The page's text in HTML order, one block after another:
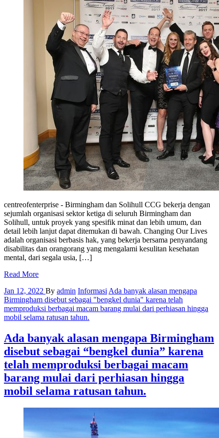
centreofenterprise - Birmingham dan Solihull CCG bekerja dengan
sejumlah organisasi sektor ketiga di seluruh Birmingham dan
Solihull, untuk proyek yang spesifik minat dan lebih umum, dan
detail lebih lanjut dapat ditemukan di bawah. Changing Our Lives
adalah organisasi berbasis hak, yang bekerja bersama penyandang
disabilitas dan orangorang yang mengalami kesulitan kesehatan
mental, dari segala usia, […]
Read More
Jan 12, 2022 By admin Informasi Ada banyak alasan mengapa
Birmingham disebut sebagai "bengkel dunia" karena telah
memproduksi berbagai macam barang mulai dari perhiasan hingga
mobil selama ratusan tahun.
Ada banyak alasan mengapa Birmingham
disebut sebagai “bengkel dunia” karena
telah memproduksi berbagai macam
barang mulai dari perhiasan hingga
mobil selama ratusan tahun.